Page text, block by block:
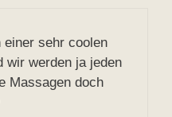
sehr coolen
wir werden ja jeden
Massagen doch